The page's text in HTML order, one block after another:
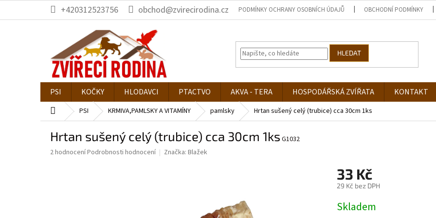
obsah
+420312523756 obchod@zvirecirodina.cz PODMÍNKY OCHRANY OSOBNÍCH ÚDAJŮ OBCHODNÍ PODMÍNKY
HLEDAT
PSI KOČKY HLODAVCI PTACTVO AKVA - TERA HOSPODÁŘSKÁ ZVÍŘATA KONTAKT
Domů PSI KRMIVA,PAMLSKY A VITAMÍNY pamlsky Hrtan sušený celý (trubice) cca 30cm 1ks
Hrtan sušený celý (trubice) cca 30cm 1ks G1032
Průměrné
2 hodnoceníPodrobnosti hodnocení Značka: Blažek
33 Kč
29 Kč bez DPH
cena:
Skladem